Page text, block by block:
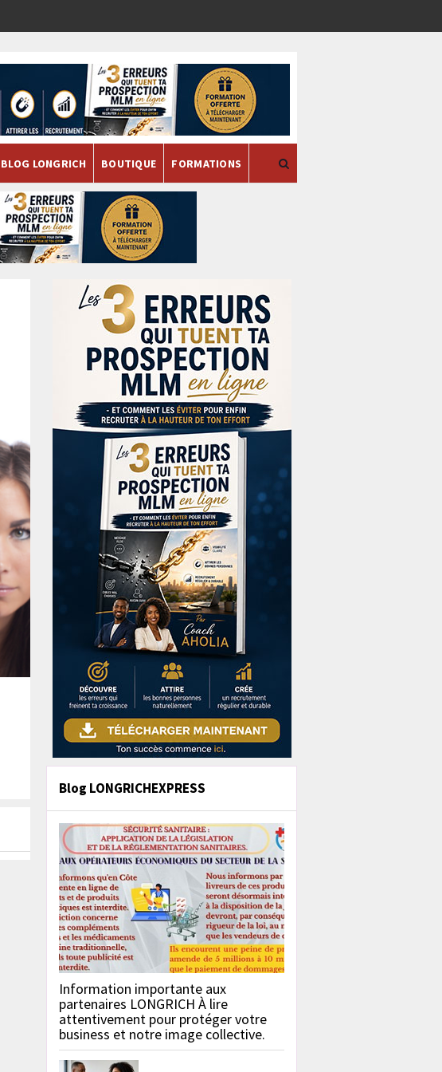
BLOG LONGRICH BOUTIQUE FORMATIONS
Blog LONGRICHEXPRESS
Information importante aux
partenaires LONGRICH À lire
attentivement pour protéger votre
business et notre image collective.